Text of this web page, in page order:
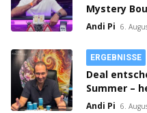
Mystery
Max!
Andi Pi 6.
ERGEBNISSE
Deal
Summer –
Open
Andi Pi 6.